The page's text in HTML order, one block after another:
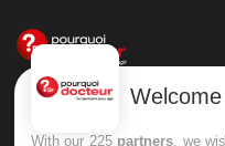
Le site santé de référence
médicale decryptée par
Welcome
With our 225 partners , we